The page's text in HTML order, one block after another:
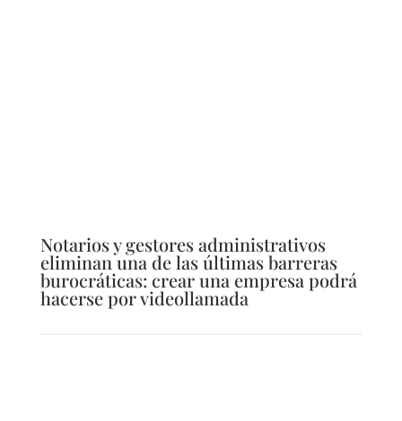
Notarios y gestores administrativos
eliminan una de las últimas barreras
burocráticas: crear una empresa podrá
hacerse por videollamada